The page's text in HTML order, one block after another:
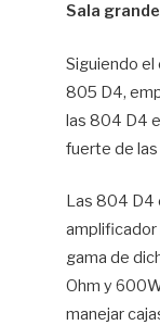
Sala grande
Siguiendo
805 D4,
las 804 D4
fuerte de
Las 804 D4
amplificador
gama de
Ohm y
manejar